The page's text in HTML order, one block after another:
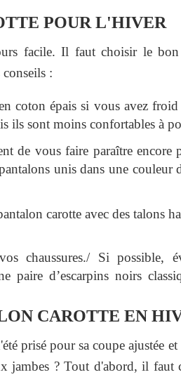
POUR L'HIVER
facile. Il faut choisir le
:
coton épais si vous avez
ils sont moins confortables à
de vous faire paraître encore
unis dans une
carotte avec des talons
chaussures./ Si possible,
paire d’escarpins noirs
CAROTTE EN
prisé pour sa coupe ajustée
jambes ? Tout d'abord, il faut